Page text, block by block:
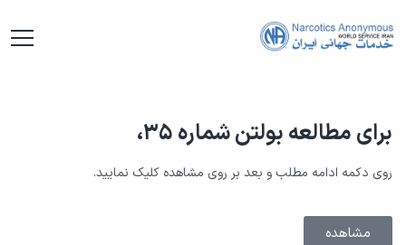
برای مطالعه بولتن شماره ۳۵،
روی دکمه ادامه مطلب و بعد بر روی مشاهده کلیک نمایید.
مشاهده